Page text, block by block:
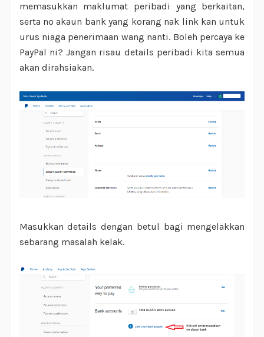
memasukkan maklumat peribadi yang berkaitan,
serta no akaun bank yang korang nak link kan untuk
urus niaga penerimaan wang nanti. Boleh percaya ke
PayPal ni? Jangan risau details peribadi kita semua
akan dirahsiakan.
Masukkan details dengan betul bagi mengelakkan
sebarang masalah kelak.